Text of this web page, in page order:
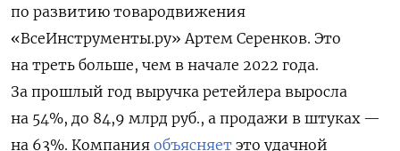
по развитию товародвижения
«ВсеИнструменты.ру» Артем Серенков. Это
на треть больше, чем в начале 2022 года.
За прошлый год выручка ретейлера выросла
на 54%, до 84,9 млрд руб., а продажи в штуках —
на 63%. Компания объясняет это удачной